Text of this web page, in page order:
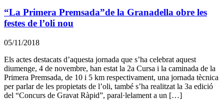
“La Primera Premsada”de la Granadella obre les
festes de l’oli nou
05/11/2018
Els actes destacats d’aquesta jornada que s’ha celebrat aquest
diumenge, 4 de novembre, han estat la 2a Cursa i la caminada de la
Primera Premsada, de 10 i 5 km respectivament, una jornada tècnica
per parlar de les propietats de l’oli, també s’ha realitzat la 3a edició
del “Concurs de Gravat Ràpid”, paral·lelament a un […]